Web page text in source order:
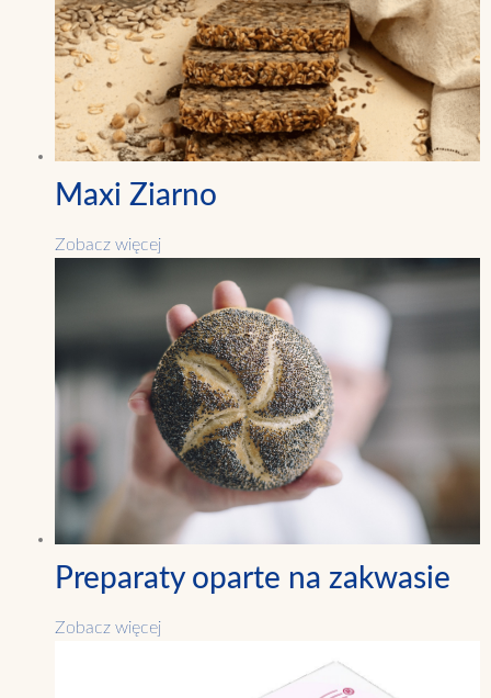
Maxi Ziarno
Zobacz więcej
Preparaty oparte na zakwasie
Zobacz więcej